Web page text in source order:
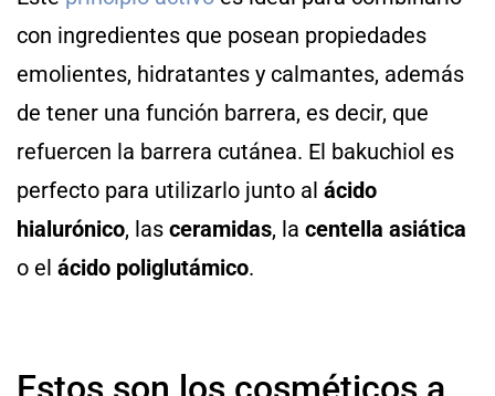
con ingredientes que posean propiedades
emolientes, hidratantes y calmantes, además
de tener una función barrera, es decir, que
refuercen la barrera cutánea. El bakuchiol es
perfecto para utilizarlo junto al ácido
hialurónico, las ceramidas, la centella asiática
o el ácido poliglutámico.